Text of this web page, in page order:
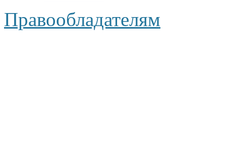
Правообладателям